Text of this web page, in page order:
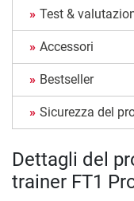
Test &
Accessori
Bestseller
Sicurezza del
Dettagli del
trainer FT1